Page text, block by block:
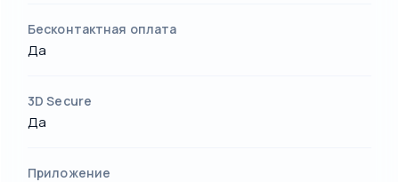
Бесконтактная оплата
Да
3D Secure
Да
Приложение